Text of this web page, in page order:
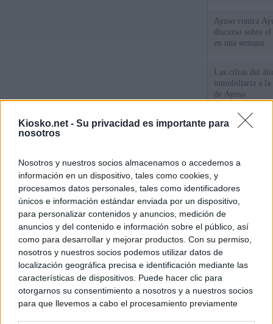
Kiosko.net - Su privacidad es importante para
nosotros
Nosotros y nuestros socios almacenamos o accedemos a
información en un dispositivo, tales como cookies, y
procesamos datos personales, tales como identificadores
únicos e información estándar enviada por un dispositivo,
para personalizar contenidos y anuncios, medición de
anuncios y del contenido e información sobre el público, así
como para desarrollar y mejorar productos. Con su permiso,
nosotros y nuestros socios podemos utilizar datos de
localización geográfica precisa e identificación mediante las
características de dispositivos. Puede hacer clic para
otorgarnos su consentimiento a nosotros y a nuestros socios
para que llevemos a cabo el procesamiento previamente
Ayuso contra
discurso sobre
en una semana
Las cifras del
inmobiliaria a la
de Ayuso
La empresa
Ayuso reina en
© Kiosko.net Aviso Legal Privacidad y Cookies